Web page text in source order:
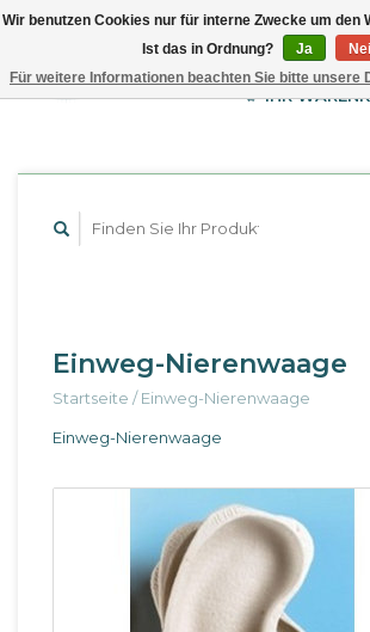
EUR
GBP
USD
IHR
Einweg-Nierenwaage
Startseite /Einweg-Nierenwaage
Einweg-Nierenwaage
Wir benutzen Cookies nur für interne Zwecke um den
Ist das in Ordnung?
Ja
Für weitere Informationen beachten Sie bitte unsere